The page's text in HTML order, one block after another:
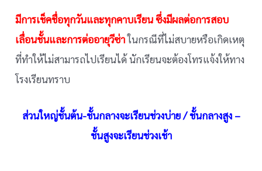
มีการเช็คชื่อทุกวันและทุกคาบเรียน ซึ่งมีผลต่อการสอบ
เลื่อนชั้นและการต่ออายุวีซ่าในกรณีที่ไม่สบายหรือเกิดเหตุ
ที่ทำให้ไม่สามารถไปเรียนได้ นักเรียนจะต้องโทรแจ้งให้ทาง
โรงเรียนทราบ
ส่วนใหญ่ชั้นต้น-ชั้นกลางจะเรียนช่วงบ่าย / ชั้นกลางสูง –
ชั้นสูงจะเรียนช่วงเช้า